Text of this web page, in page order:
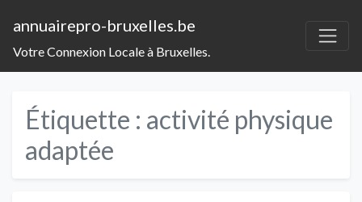
annuairepro-bruxelles.be
Votre Connexion Locale à Bruxelles.
Étiquette : activité physique
adaptée